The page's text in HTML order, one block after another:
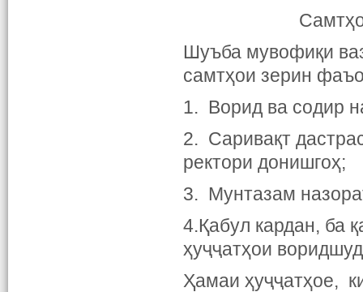
Шуъба мувофиқи
самтҳои зерин
1. Ворид ва содир
2. Саривақт
ректори донишгоҳ;
3. Мунтазам
4.Қабул кардан, ба
ҳуҷҷатҳои
Ҳамаи ҳуҷҷатҳое,